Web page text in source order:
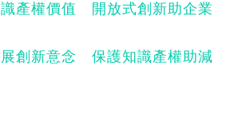
產權價值 開放式創新助企業
創新意念 保護知識產權助減